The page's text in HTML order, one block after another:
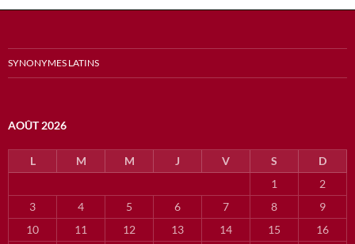
SYNONYMES LATINS
AOÛT 2026
L M M J V S
D
1
2
3
4 5 6 7 8
9
10
11 12 13 14 15 16